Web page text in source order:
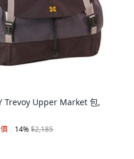
Trevoy Upper Market 包,
14%$2,185